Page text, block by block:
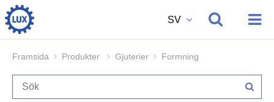
SV
Produkter
Framsida Produkter Gjuterier Formning